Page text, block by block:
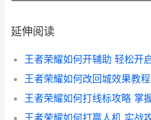
延伸阅读
王者荣耀如何打赢人机 实战